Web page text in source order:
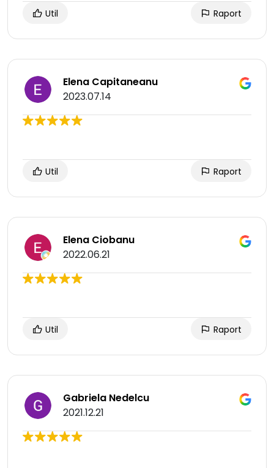
Util Raport
Elena Capitaneanu
2023.07.14
Util Raport
Elena Ciobanu
2022.06.21
Util Raport
Gabriela Nedelcu
2021.12.21